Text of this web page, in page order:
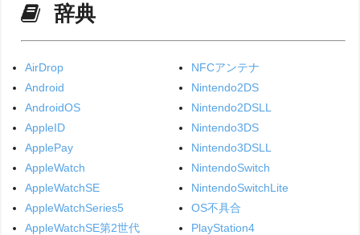
辞典
AirDrop
Android
AndroidOS
AppleID
ApplePay
AppleWatch
AppleWatchSE
AppleWatchSeries5
AppleWatchSE第2世代
NFCアンテナ
Nintendo2DS
Nintendo2DSLL
Nintendo3DS
Nintendo3DSLL
NintendoSwitch
NintendoSwitchLite
OS不具合
PlayStation4